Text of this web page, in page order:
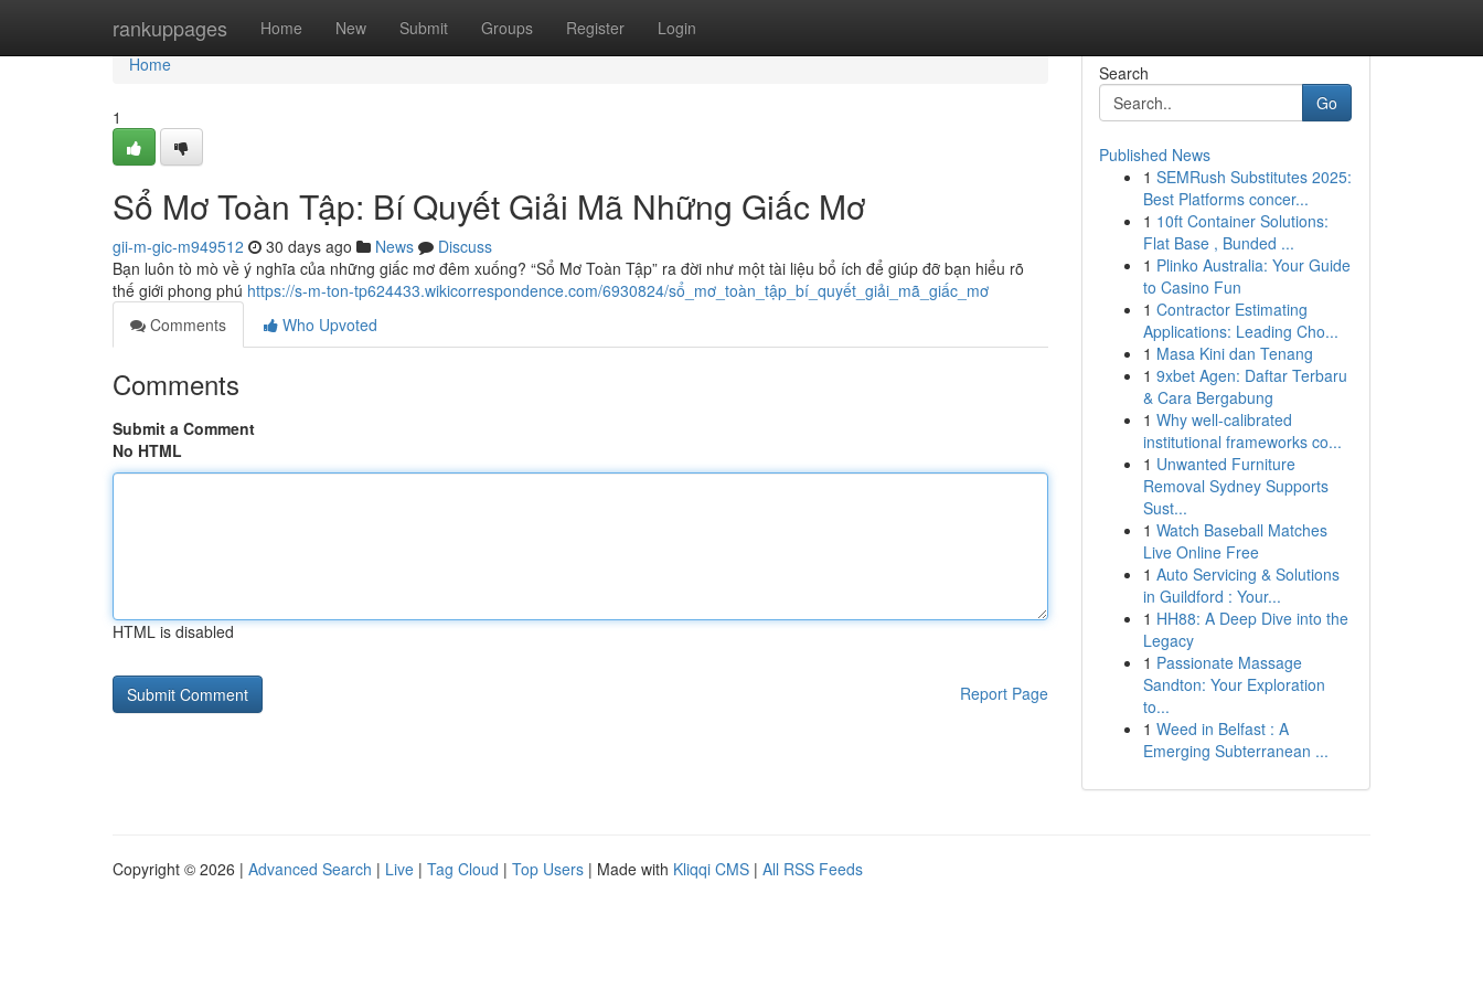
rankuppages Home New Submit Groups Register Login
Home
Home
1
Sổ Mơ Toàn Tập: Bí Quyết Giải Mã Những Giấc Mơ
gii-m-gic-m949512 30 days ago News
Discuss
Bạn luôn tò mò về ý nghĩa của những giấc mơ đêm xuống? “Sổ Mơ Toàn Tập” ra đời như một tài liệu bổ ích để giúp đỡ bạn hiểu rõ
thế giới phong phú https://s-m-ton-tp624433.wikicorrespondence.com/6930824/sổ_mơ_toàn_tập_bí_quyết_giải_mã_giấc_mơ
Comments
Who Upvoted
Comments
Submit a Comment
No HTML
HTML is disabled
Report Page
Search
Go
Published News
1 SEMRush Substitutes 2025:
Best Platforms concer...
1 10ft Container Solutions:
Flat Base , Bunded ...
1 Plinko Australia: Your Guide
to Casino Fun
1 Contractor Estimating
Applications: Leading Cho...
1 Masa Kini dan Tenang
1 9xbet Agen: Daftar Terbaru
& Cara Bergabung
1 Why well-calibrated
institutional frameworks co...
1 Unwanted Furniture
Removal Sydney Supports
Sust...
1 Watch Baseball Matches
Live Online Free
1 Auto Servicing & Solutions
in Guildford : Your...
1 HH88: A Deep Dive into the
Legacy
1 Passionate Massage
Sandton: Your Exploration
to...
1 Weed in Belfast : A
Emerging Subterranean ...
Copyright © 2026 | Advanced Search | Live | Tag Cloud | Top Users | Made with Kliqqi CMS | All RSS Feeds